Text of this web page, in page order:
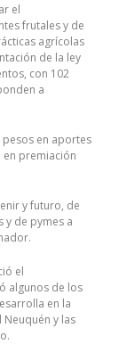
el
frutales y de
agrícolas
de la ley
con 102
a
pesos en aportes
premiación
y futuro, de
y de pymes a
el
algunos de los
en la
y las